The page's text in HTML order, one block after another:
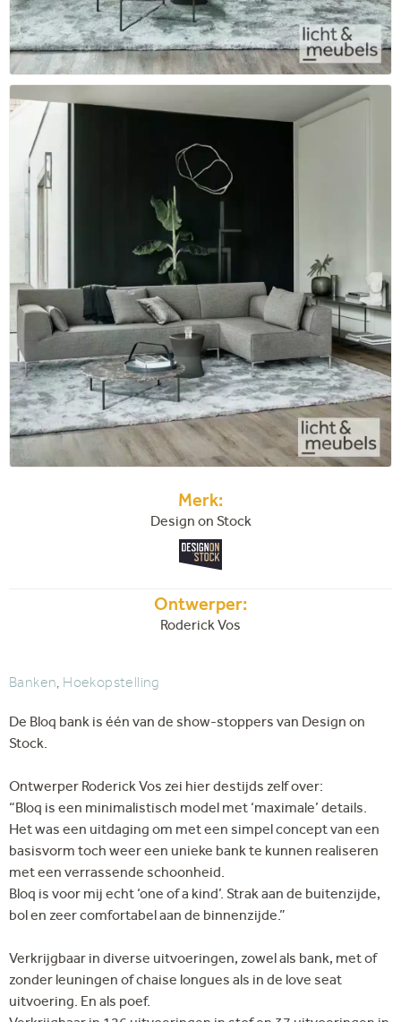
Merk:
Design on Stock
Ontwerper:
Roderick Vos
Banken, Hoekopstelling
De Bloq bank is één van de show-stoppers van Design on
Stock.
Ontwerper Roderick Vos zei hier destijds zelf over:
“Bloq is een minimalistisch model met ‘maximale’ details.
Het was een uitdaging om met een simpel concept van een
basisvorm toch weer een unieke bank te kunnen realiseren
met een verrassende schoonheid.
Bloq is voor mij echt ‘one of a kind’. Strak aan de buitenzijde,
bol en zeer comfortabel aan de binnenzijde.”
Verkrijgbaar in diverse uitvoeringen, zowel als bank, met of
zonder leuningen of chaise longues als in de love seat
uitvoering. En als poef.